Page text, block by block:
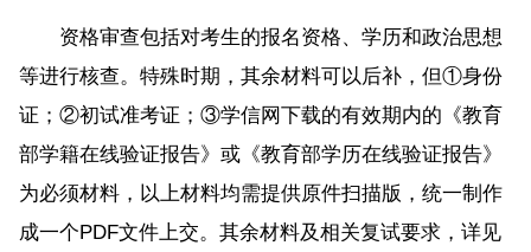
资格审查包括对考生的报名资格、学历和政治思想
等进行核查。特殊时期，其余材料可以后补，但①身份
证；②初试准考证；③学信网下载的有效期内的《教育
部学籍在线验证报告》或《教育部学历在线验证报告》
为必须材料，以上材料均需提供原件扫描版，统一制作
成一个PDF文件上交。其余材料及相关复试要求，详见